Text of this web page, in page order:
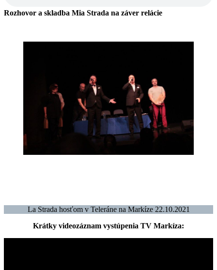
Rozhovor a skladba Mia Strada na záver relácie
La Strada hosťom v Teleráne na Markíze 22.10.2021
Krátky videozáznam vystúpenia TV Markíza: